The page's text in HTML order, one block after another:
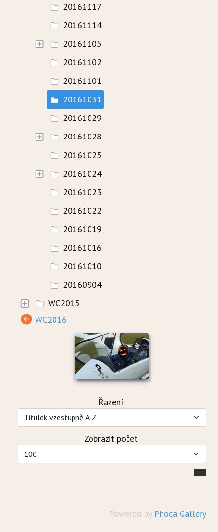
WAVECAMP 2017
FOTOGALERIE
20161117
20161114
20161105
20161102
20161101
20161031
20161029
20161028
20161025
20161024
20161023
20161022
20161019
20161016
20161010
20160904
WC2015
WC2016
Řazení
Zobrazit počet
Powered by Phoca Gallery